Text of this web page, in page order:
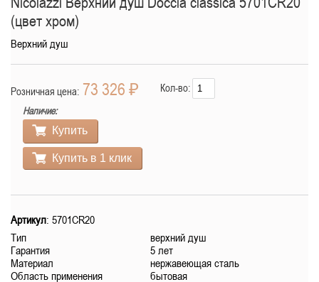
(цвет хром)
Верхний душ
Розничная цена: 73 326 ₽
Наличие:
Купить
Купить в 1 клик
Кол-во:
Артикул: 5701CR20
Тип
верхний душ
Гарантия
5 лет
Материал
нержавеющая сталь
Область применения
бытовая